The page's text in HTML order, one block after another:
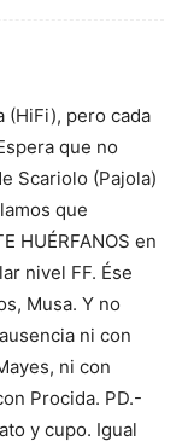
(HiFi), pero cada
que no
Scariolo (Pajola)
que
HUÉRFANOS en
nivel FF. Ése
Musa. Y no
ni con
ni con
Procida. PD.-
y cupo. Igual